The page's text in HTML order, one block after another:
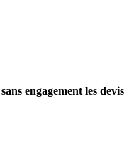
sans engagement les devis